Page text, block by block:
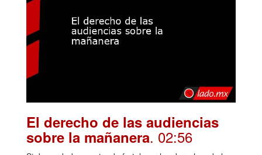
El derecho de las audiencias
sobre la mañanera. 02:56